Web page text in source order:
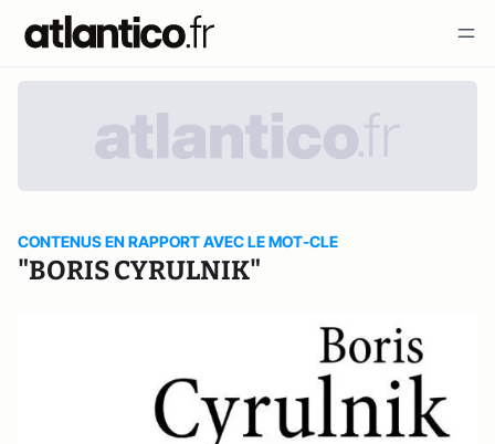
CONTENUS EN RAPPORT AVEC LE MOT-CLE
"BORIS CYRULNIK"